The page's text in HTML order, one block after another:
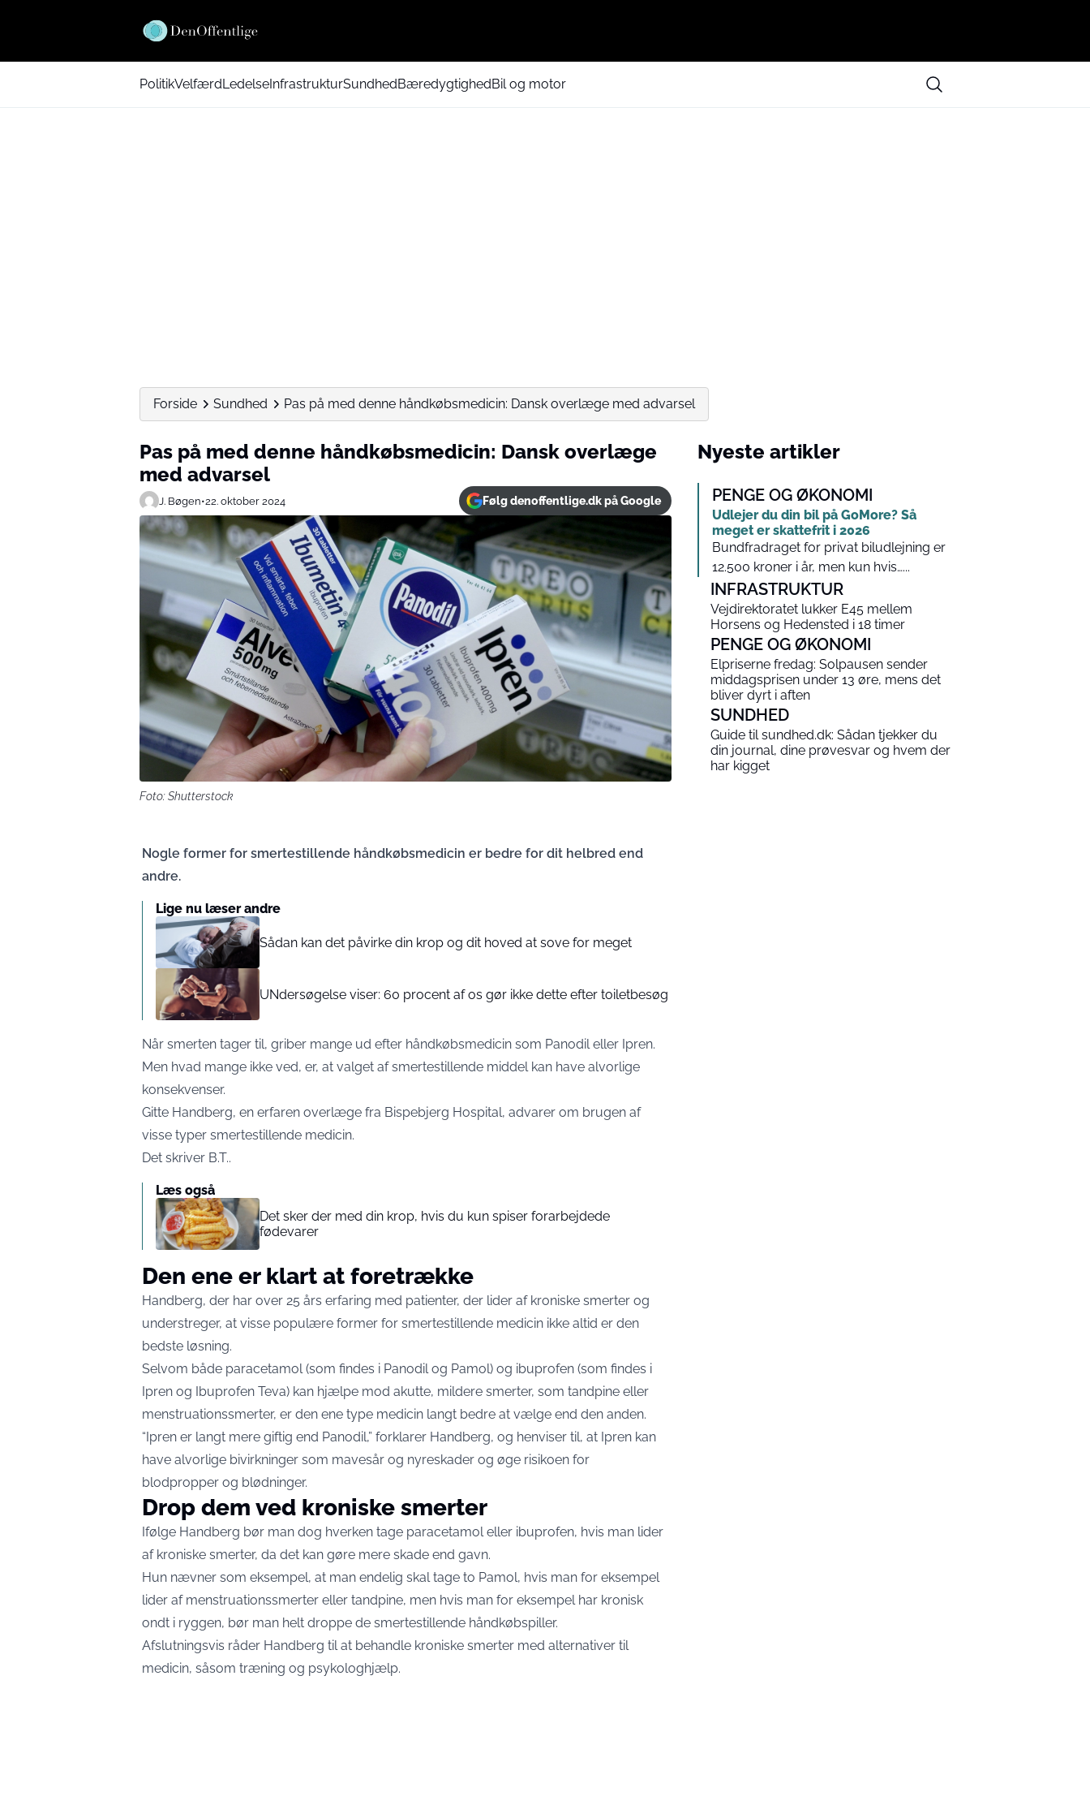
PolitikVelfærdLedelseInfrastrukturSundhedBæredygtighedBil og motor
Forside Sundhed Pas på med denne håndkøbsmedicin: Dansk overlæge med advarsel
Pas på med denne håndkøbsmedicin: Dansk overlæge
med advarsel
J. Bøgen•22. oktober 2024 Følg denoffentlige.dk på Google
Foto: Shutterstock
Nogle former for smertestillende håndkøbsmedicin er bedre for dit helbred end
andre.
Lige nu læser andre
Sådan kan det påvirke din krop og dit hoved at sove for meget
UNdersøgelse viser: 60 procent af os gør ikke dette efter toiletbesøg
Når smerten tager til, griber mange ud efter håndkøbsmedicin som Panodil eller Ipren.
Men hvad mange ikke ved, er, at valget af smertestillende middel kan have alvorlige
konsekvenser.
Gitte Handberg, en erfaren overlæge fra Bispebjerg Hospital, advarer om brugen af
visse typer smertestillende medicin.
Det skriver B.T..
Læs også
Det sker der med din krop, hvis du kun spiser forarbejdede
fødevarer
Den ene er klart at foretrække
Handberg, der har over 25 års erfaring med patienter, der lider af kroniske smerter og
understreger, at visse populære former for smertestillende medicin ikke altid er den
bedste løsning.
Selvom både paracetamol (som findes i Panodil og Pamol) og ibuprofen (som findes i
Ipren og Ibuprofen Teva) kan hjælpe mod akutte, mildere smerter, som tandpine eller
menstruationssmerter, er den ene type medicin langt bedre at vælge end den anden.
“Ipren er langt mere giftig end Panodil,” forklarer Handberg, og henviser til, at Ipren kan
have alvorlige bivirkninger som mavesår og nyreskader og øge risikoen for
blodpropper og blødninger.
Drop dem ved kroniske smerter
Ifølge Handberg bør man dog hverken tage paracetamol eller ibuprofen, hvis man lider
af kroniske smerter, da det kan gøre mere skade end gavn.
Hun nævner som eksempel, at man endelig skal tage to Pamol, hvis man for eksempel
lider af menstruationssmerter eller tandpine, men hvis man for eksempel har kronisk
ondt i ryggen, bør man helt droppe de smertestillende håndkøbspiller.
Afslutningsvis råder Handberg til at behandle kroniske smerter med alternativer til
medicin, såsom træning og psykologhjælp.
Nyeste artikler
PENGE OG ØKONOMI
Udlejer du din bil på GoMore? Så
meget er skattefrit i 2026
Bundfradraget for privat biludlejning er
12.500 kroner i år, men kun hvis…...
INFRASTRUKTUR
Vejdirektoratet lukker E45 mellem
Horsens og Hedensted i 18 timer
PENGE OG ØKONOMI
Elpriserne fredag: Solpausen sender
middagsprisen under 13 øre, mens det
bliver dyrt i aften
SUNDHED
Guide til sundhed.dk: Sådan tjekker du
din journal, dine prøvesvar og hvem der
har kigget